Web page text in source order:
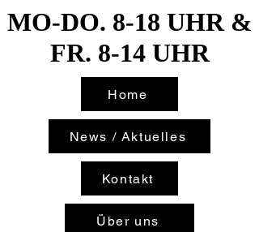
Über uns
MO-DO. 8-18 UHR &
FR. 8-14 UHR
MO-DO. 8-18 UHR &
FR. 8-14 UHR
Home
News / Aktuelles
Kontakt